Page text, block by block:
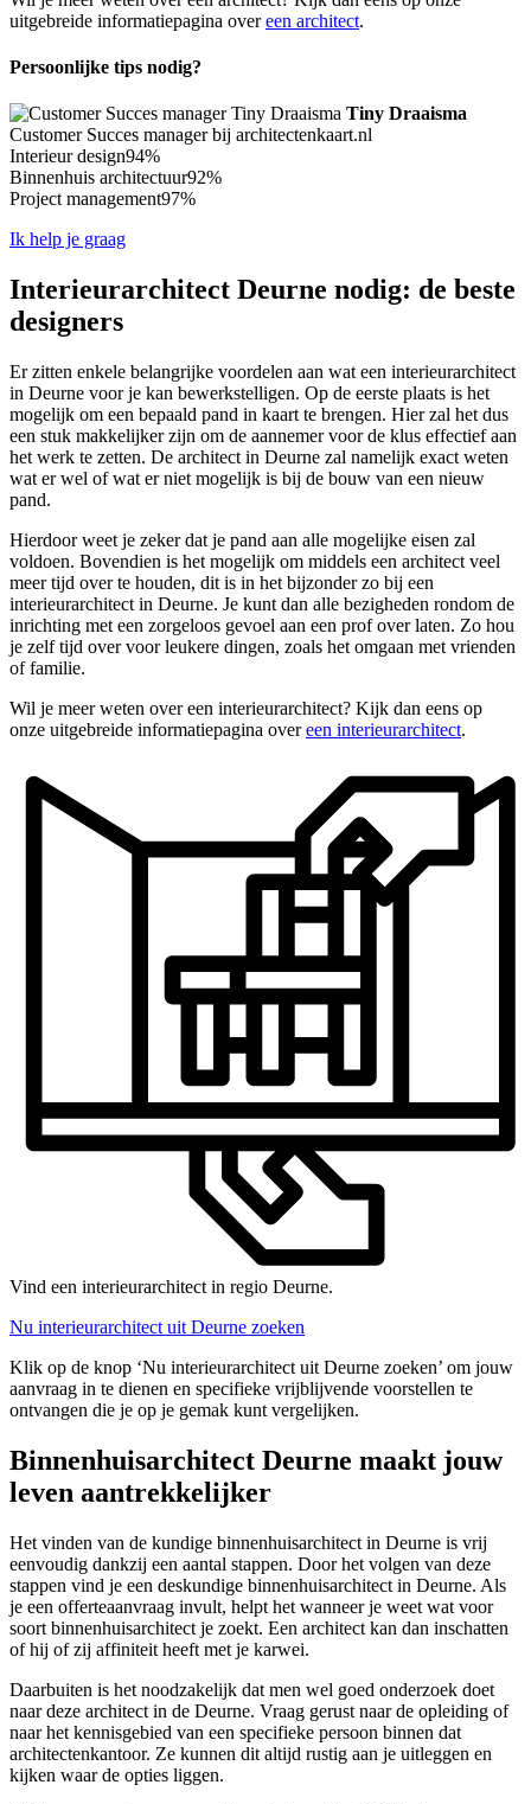
uitgebreide informatiepagina overeen architect.
Persoonlijke tips nodig?
Tiny Draaisma
Customer Succes manager bij architectenkaart.nl
Interieur design94%
Binnenhuis architectuur92%
Project management97%
Ik help je graag
Interieurarchitect Deurne nodig: de beste
designers
Er zitten enkele belangrijke voordelen aan wat een interieurarchitect
in Deurne voor je kan bewerkstelligen. Op de eerste plaats is het
mogelijk om een bepaald pand in kaart te brengen. Hier zal het dus
een stuk makkelijker zijn om de aannemer voor de klus effectief aan
het werk te zetten. De architect in Deurne zal namelijk exact weten
wat er wel of wat er niet mogelijk is bij de bouw van een nieuw
pand.
Hierdoor weet je zeker dat je pand aan alle mogelijke eisen zal
voldoen. Bovendien is het mogelijk om middels een architect veel
meer tijd over te houden, dit is in het bijzonder zo bij een
interieurarchitect in Deurne. Je kunt dan alle bezigheden rondom de
inrichting met een zorgeloos gevoel aan een prof over laten. Zo hou
je zelf tijd over voor leukere dingen, zoals het omgaan met vrienden
of familie.
Wil je meer weten over een interieurarchitect? Kijk dan eens op
onze uitgebreide informatiepagina overeen interieurarchitect.
Vind een interieurarchitect in regio Deurne.
Nu interieurarchitect uit Deurne zoeken
Klik op de knop ‘Nu interieurarchitect uit Deurne zoeken’ om jouw
aanvraag in te dienen en specifieke vrijblijvende voorstellen te
ontvangen die je op je gemak kunt vergelijken.
Binnenhuisarchitect Deurne maakt jouw
leven aantrekkelijker
Het vinden van de kundige binnenhuisarchitect in Deurne is vrij
eenvoudig dankzij een aantal stappen. Door het volgen van deze
stappen vind je een deskundige binnenhuisarchitect in Deurne. Als
je een offerteaanvraag invult, helpt het wanneer je weet wat voor
soort binnenhuisarchitect je zoekt. Een architect kan dan inschatten
of hij of zij affiniteit heeft met je karwei.
Daarbuiten is het noodzakelijk dat men wel goed onderzoek doet
naar deze architect in de Deurne. Vraag gerust naar de opleiding of
naar het kennisgebied van een specifieke persoon binnen dat
architectenkantoor. Ze kunnen dit altijd rustig aan je uitleggen en
kijken waar de opties liggen.